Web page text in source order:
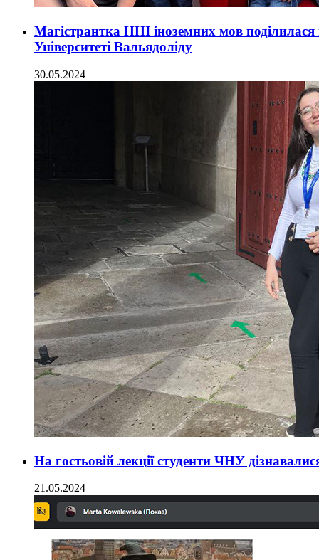
Магістрантка ННІ іноземних мов
Університеті Вальядоліду
30.05.2024
На гостьовій лекції студенти ЧНУ
21.05.2024